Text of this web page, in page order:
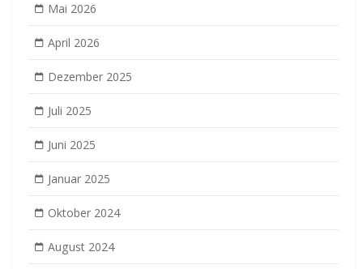
Mai 2026
April 2026
Dezember 2025
Juli 2025
Juni 2025
Januar 2025
Oktober 2024
August 2024